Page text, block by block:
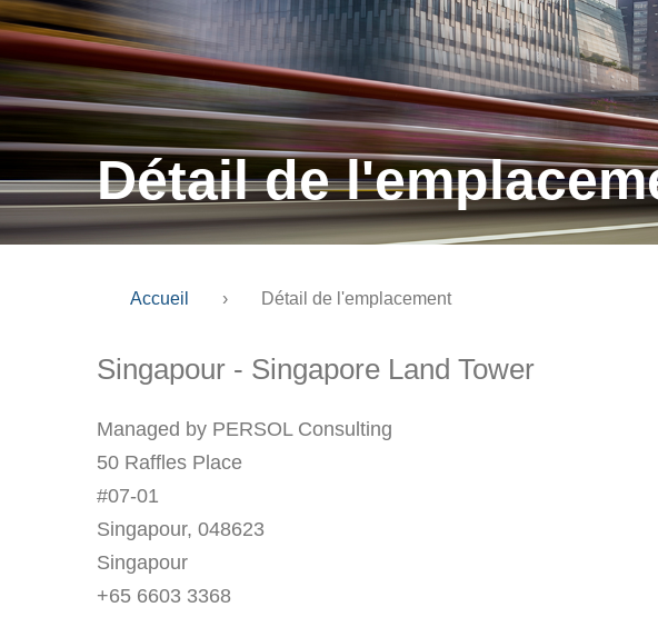
Détail de
Accueil › Détail de l'emplacement
Singapour - Singapore Land Tower
Managed by PERSOL Consulting
50 Raffles Place
#07-01
Singapour, 048623
Singapour
+65 6603 3368